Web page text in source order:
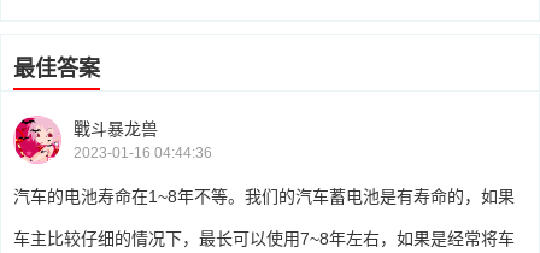
最佳答案
戰斗暴龙兽
2023-01-16 04:44:36
汽车的电池寿命在1~8年不等。我们的汽车蓄电池是有寿命的，如果
车主比较仔细的情况下，最长可以使用7~8年左右，如果是经常将车